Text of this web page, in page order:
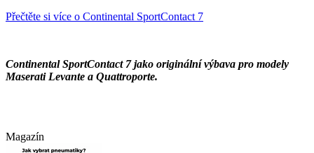
Přečtěte si více o Continental SportContact 7
Continental SportContact 7 jako originální výbava pro modely
Maserati Levante a Quattroporte.
Magazín